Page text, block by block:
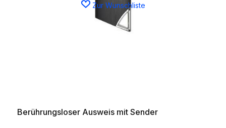
Zur Wunschliste
Berührungsloser Ausweis mit Sender